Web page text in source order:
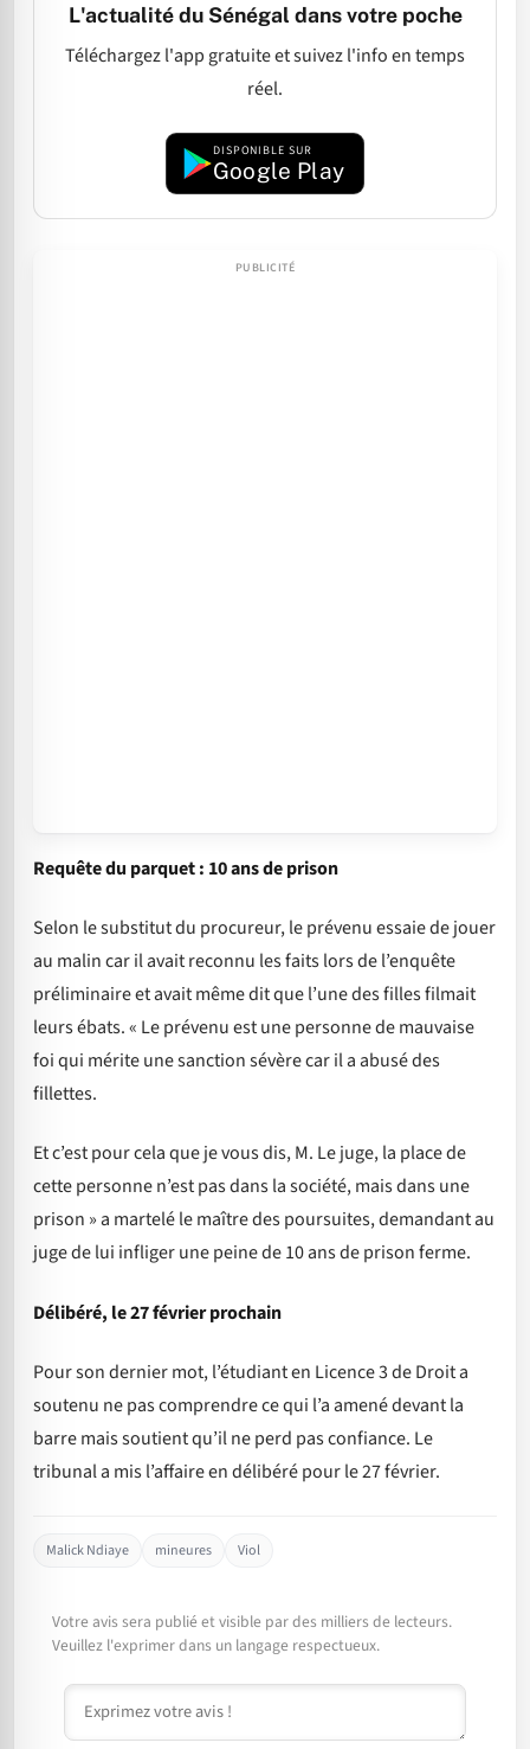
L'actualité du Sénégal dans votre poche
Téléchargez l'app gratuite et suivez l'info en temps
réel.
DISPONIBLE SUR
Google Play
Requête du parquet : 10 ans de prison
Selon le substitut du procureur, le prévenu essaie de jouer
au malin car il avait reconnu les faits lors de l’enquête
préliminaire et avait même dit que l’une des filles filmait
leurs ébats. « Le prévenu est une personne de mauvaise
foi qui mérite une sanction sévère car il a abusé des
fillettes.
Et c’est pour cela que je vous dis, M. Le juge, la place de
cette personne n’est pas dans la société, mais dans une
prison » a martelé le maître des poursuites, demandant au
juge de lui infliger une peine de 10 ans de prison ferme.
Délibéré, le 27 février prochain
Pour son dernier mot, l’étudiant en Licence 3 de Droit a
soutenu ne pas comprendre ce qui l’a amené devant la
barre mais soutient qu’il ne perd pas confiance. Le
tribunal a mis l’affaire en délibéré pour le 27 février.
Malick Ndiaye mineures Viol
Votre avis sera publié et visible par des milliers de lecteurs.
Veuillez l'exprimer dans un langage respectueux.
Commentaire